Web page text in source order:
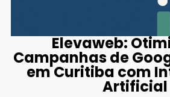
Elevaweb:
Campanhas de
em Curitiba com
Artificial